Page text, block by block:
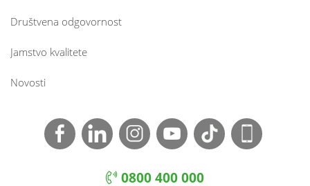
Društvena odgovornost
Jamstvo kvalitete
Novosti
0800 400 000